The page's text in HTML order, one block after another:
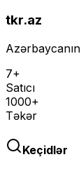
tkr.az
7+
Satıcı
1000+
Təkər
Keçidlər